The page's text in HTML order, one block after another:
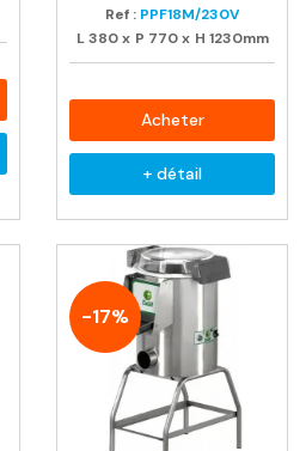
Ref : PPF18M/230V
L 380 x P 770 x H 1230mm
Acheter
+ détail
-17%